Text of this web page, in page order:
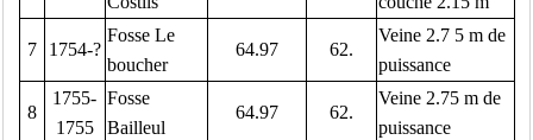
7 1754-?
Fosse Le
boucher
64.97 62.
Veine 2.7 5 m de
puissance
8
1755-
1755
Fosse
Bailleul
64.97 62.
Veine 2.75 m de
puissance